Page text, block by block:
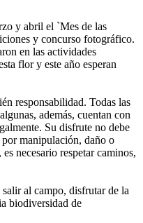
y abril el `Mes de las
y concurso fotográfico.
en las actividades
flor y este año esperan
responsabilidad. Todas las
además, cuentan con
Su disfrute no debe
manipulación, daño o
necesario respetar caminos,
al campo, disfrutar de la
biodiversidad de